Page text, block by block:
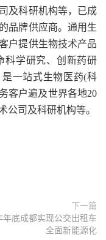
及科研机构等，已成
品牌供应商。通用生
户提供生物技术产品
科学研究、创新药研
一站式生物医药(科
客户遍及世界各地20
公司及科研机构等。
下一篇
年底成都实现公交出租车
全面新能源化